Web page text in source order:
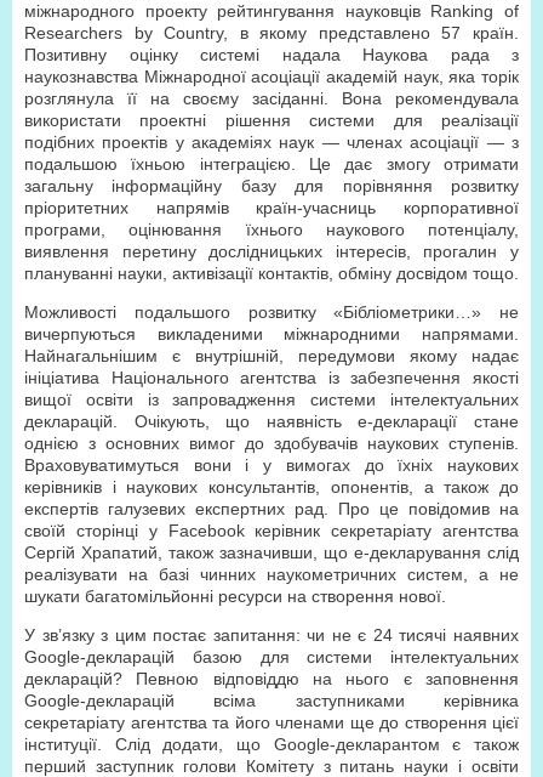
міжнародного проекту рейтингування науковців Ranking of
Researchers by Country, в якому представлено 57 країн.
Позитивну оцінку системі надала Наукова рада з
наукознавства Міжнародної асоціації академій наук, яка торік
розглянула її на своєму засіданні. Вона рекомендувала
використати проектні рішення системи для реалізації
подібних проектів у академіях наук — членах асоціації — з
подальшою їхньою інтеграцією. Це дає змогу отримати
загальну інформаційну базу для порівняння розвитку
пріоритетних напрямів країн-учасниць корпоративної
програми, оцінювання їхнього наукового потенціалу,
виявлення перетину дослідницьких інтересів, прогалин у
плануванні науки, активізації контактів, обміну досвідом тощо.
Можливості подальшого розвитку «Бібліометрики…» не
вичерпуються викладеними міжнародними напрямами.
Найнагальнішим є внутрішній, передумови якому надає
ініціатива Національного агентства із забезпечення якості
вищої освіти із запровадження системи інтелектуальних
декларацій. Очікують, що наявність е-декларації стане
однією з основних вимог до здобувачів наукових ступенів.
Враховуватимуться вони і у вимогах до їхніх наукових
керівників і наукових консультантів, опонентів, а також до
експертів галузевих експертних рад. Про це повідомив на
своїй сторінці у Facebook керівник секретаріату агентства
Сергій Храпатий, також зазначивши, що е-декларування слід
реалізувати на базі чинних наукометричних систем, а не
шукати багатомільйонні ресурси на створення нової.
У зв’язку з цим постає запитання: чи не є 24 тисячі наявних
Google-декларацій базою для системи інтелектуальних
декларацій? Певною відповіддю на нього є заповнення
Google-декларацій всіма заступниками керівника
секретаріату агентства та його членами ще до створення цієї
інституції. Слід додати, що Google-декларантом є також
перший заступник голови Комітету з питань науки і освіти